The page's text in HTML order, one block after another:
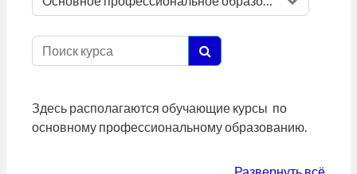
Категории курсов
Поиск курса
Поиск курса
Здесь располагаются обучающие курсы по
основному профессиональному образованию.
Развернуть всё